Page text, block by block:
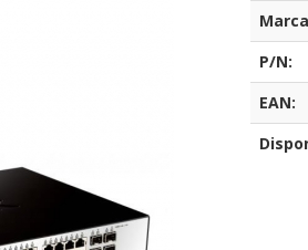
P/N:
EAN: